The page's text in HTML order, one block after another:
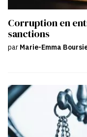
Corruption en
sanctions
par Marie-Emma